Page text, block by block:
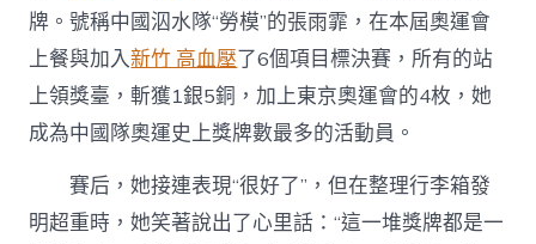
牌。號稱中國泅水隊“勞模”的張雨霏，在本屆奧運會
上餐與加入新竹 高血壓了6個項目標決賽，所有的站
上領獎臺，斬獲1銀5銅，加上東京奧運會的4枚，她
成為中國隊奧運史上獎牌數最多的活動員。
賽后，她接連表現“很好了”，但在整理行李箱發
明超重時，她笑著說出了心里話：“這一堆獎牌都是一